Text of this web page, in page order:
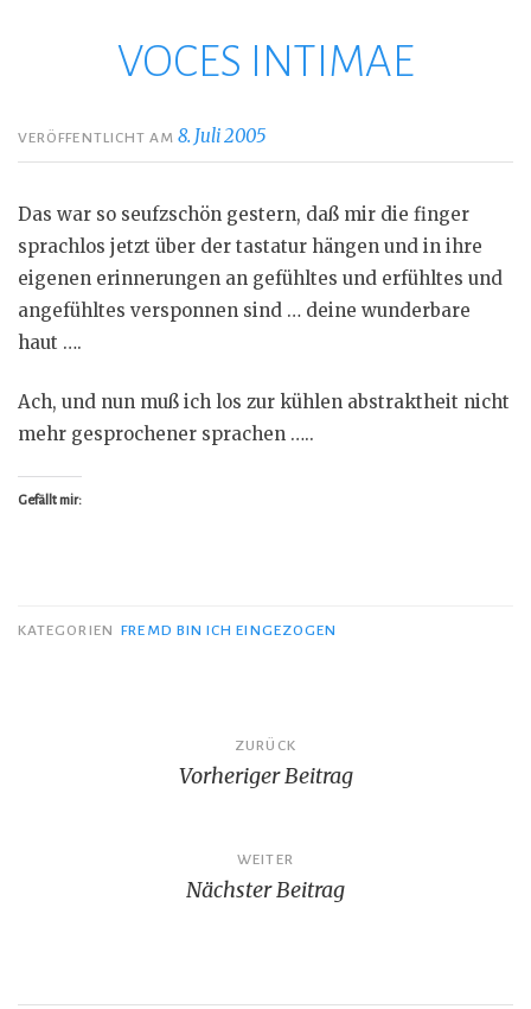
VOCES INTIMAE
VERÖFFENTLICHT AM8. Juli 2005
Das war so seufzschön gestern, daß mir die finger
sprachlos jetzt über der tastatur hängen und in ihre
eigenen erinnerungen an gefühltes und erfühltes und
angefühltes versponnen sind … deine wunderbare
haut ….
Ach, und nun muß ich los zur kühlen abstraktheit nicht
mehr gesprochener sprachen …..
Gefällt mir:
KATEGORIEN FREMD BIN ICH EINGEZOGEN
Beitragsnavigation
ZURÜCK
Vorheriger Beitrag
WEITER
Nächster Beitrag